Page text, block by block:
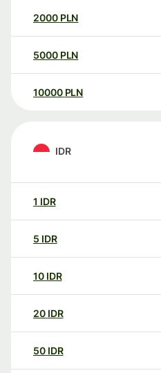
2000 PLN
5000 PLN
10000 PLN
IDR
1 IDR
5 IDR
10 IDR
20 IDR
50 IDR